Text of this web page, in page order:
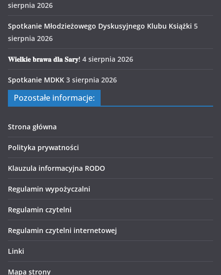
sierpnia 2026
Spotkanie Młodzieżowego Dyskusyjnego Klubu Książki 5
sierpnia 2026
𝐖𝐢𝐞𝐥𝐤𝐢𝐞 𝐛𝐫𝐚𝐰𝐚 𝐝𝐥𝐚 𝐒𝐚𝐫𝐲! 4 sierpnia 2026
Spotkanie MDKK 3 sierpnia 2026
Pozostałe informacje:
Strona główna
Polityka prywatności
Klauzula informacyjna RODO
Regulamin wypożyczalni
Regulamin czytelni
Regulamin czytelni internetowej
Linki
Mapa strony